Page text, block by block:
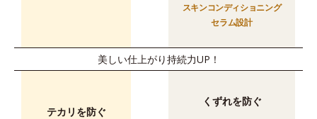
スキンコンディショニング
セラム設計
美しい仕上がり持続力UP！
テカリを防ぐ
くずれを防ぐ